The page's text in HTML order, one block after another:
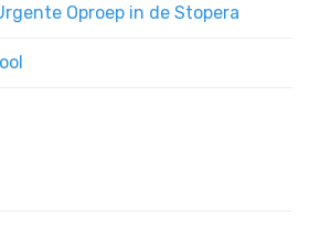
Oproep in de Stopera